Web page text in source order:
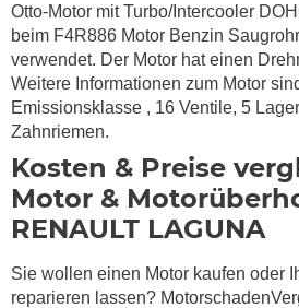
Otto-Motor mit Turbo/Intercooler
beim F4R886 Motor Benzin
verwendet. Der Motor hat einen
Weitere Informationen zum Motor
Emissionsklasse , 16 Ventile, 5
Zahnriemen.
Kosten & Preise
Motor &
RENAULT LAGUNA
Sie wollen einen Motor kaufen oder
reparieren lassen?